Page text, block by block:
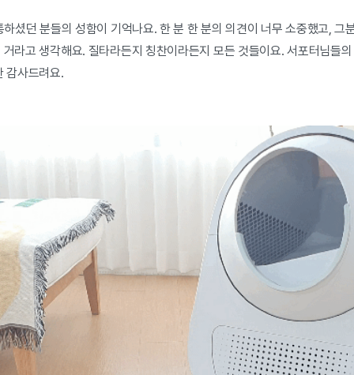
셨던 분들의 성함이 기억나요. 한 분 한 분의 의견이 너무 소중했고, 그
라고 생각해요. 질타라든지 칭찬이라든지 모든 것들이요. 서포터님들
감사드려요.